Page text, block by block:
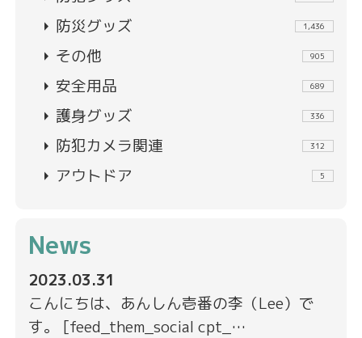
arrow_right 防災グッズ 1,436
arrow_right その他 905
arrow_right 安全用品 689
arrow_right 護身グッズ 336
arrow_right 防犯カメラ関連 312
arrow_right アウトドア 5
News
2023.03.31
こんにちは、あんしん壱番の李（Lee）で
す。 [feed_them_social cpt_…